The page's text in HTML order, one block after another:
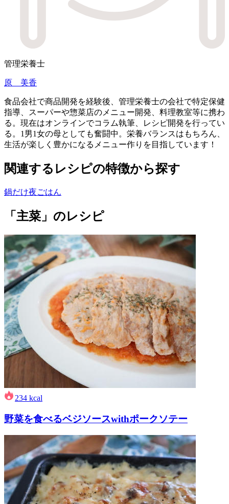
管理栄養士
原 美香
食品会社で商品開発を経験後、管理栄養士の会社で特定保健
指導、スーパーや惣菜店のメニュー開発、料理教室等に携わ
る。現在はオンラインでコラム執筆、レシピ開発を行ってい
る。1男1女の母としても奮闘中。栄養バランスはもちろん、
生活が楽しく豊かになるメニュー作りを目指しています！
関連するレシピの特徴から探す
鍋だけ夜ごはん
「主菜」のレシピ
234 kcal
野菜を食べるベジソースwithポークソテー